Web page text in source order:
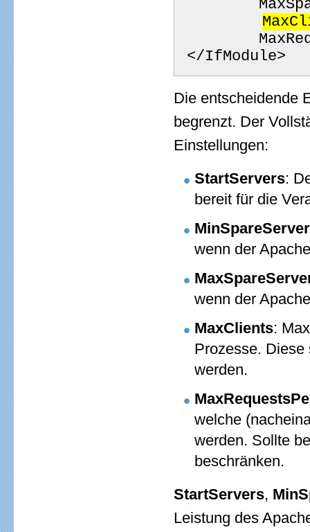
</IfModule>
Die entscheidende
begrenzt. Der
Einstellungen:
StartServers:
bereit für die
wenn der
wenn der
MaxClients:
Prozesse.
werden.
welche
werden. Sollte
beschränken.
StartServers,
Leistung des